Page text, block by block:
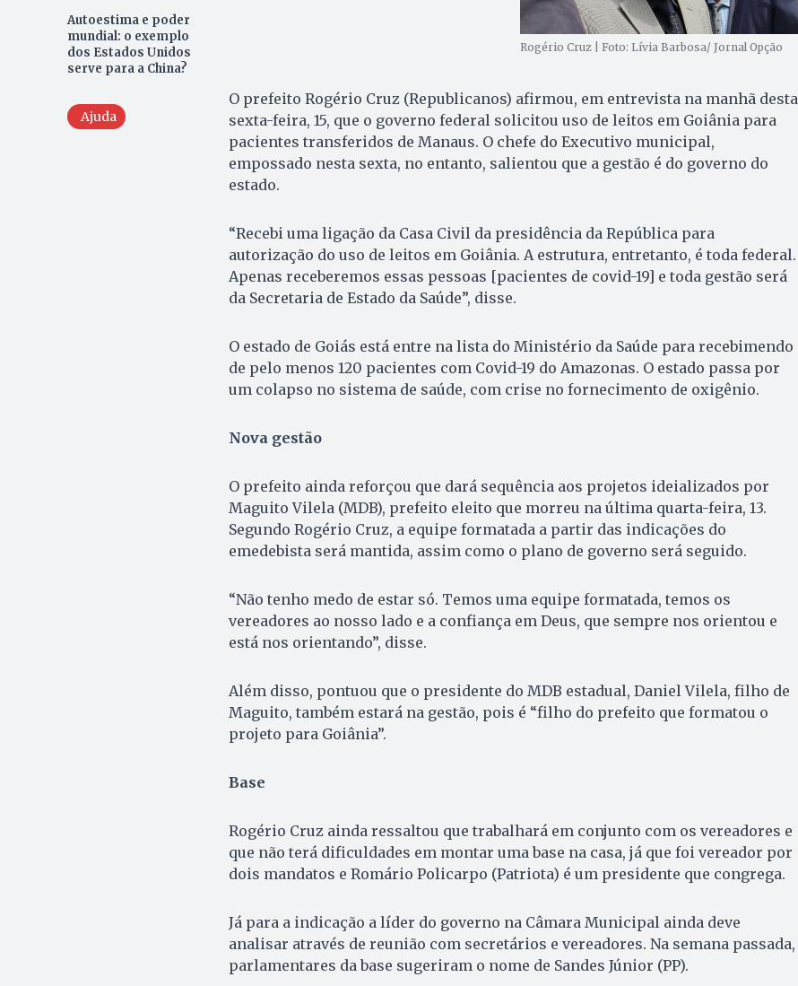
Autoestima e poder
mundial: o exemplo
dos Estados Unidos
serve para a China?
Ajuda
Rogério Cruz | Foto: Lívia Barbosa/ Jornal Opção
O prefeito Rogério Cruz (Republicanos) afirmou, em entrevista na manhã desta
sexta-feira, 15, que o governo federal solicitou uso de leitos em Goiânia para
pacientes transferidos de Manaus. O chefe do Executivo municipal,
empossado nesta sexta, no entanto, salientou que a gestão é do governo do
estado.
“Recebi uma ligação da Casa Civil da presidência da República para
autorização do uso de leitos em Goiânia. A estrutura, entretanto, é toda federal.
Apenas receberemos essas pessoas [pacientes de covid-19] e toda gestão será
da Secretaria de Estado da Saúde”, disse.
O estado de Goiás está entre na lista do Ministério da Saúde para recebimendo
de pelo menos 120 pacientes com Covid-19 do Amazonas. O estado passa por
um colapso no sistema de saúde, com crise no fornecimento de oxigênio.
Nova gestão
O prefeito ainda reforçou que dará sequência aos projetos ideializados por
Maguito Vilela (MDB), prefeito eleito que morreu na última quarta-feira, 13.
Segundo Rogério Cruz, a equipe formatada a partir das indicações do
emedebista será mantida, assim como o plano de governo será seguido.
“Não tenho medo de estar só. Temos uma equipe formatada, temos os
vereadores ao nosso lado e a confiança em Deus, que sempre nos orientou e
está nos orientando”, disse.
Além disso, pontuou que o presidente do MDB estadual, Daniel Vilela, filho de
Maguito, também estará na gestão, pois é “filho do prefeito que formatou o
projeto para Goiânia”.
Base
Rogério Cruz ainda ressaltou que trabalhará em conjunto com os vereadores e
que não terá dificuldades em montar uma base na casa, já que foi vereador por
dois mandatos e Romário Policarpo (Patriota) é um presidente que congrega.
Já para a indicação a líder do governo na Câmara Municipal ainda deve
analisar através de reunião com secretários e vereadores. Na semana passada,
parlamentares da base sugeriram o nome de Sandes Júnior (PP).